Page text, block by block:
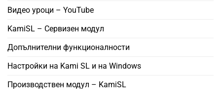
Видео уроци – YouTube
KamiSL – Сервизен модул
Допълнителни функционалности
Настройки на Kami SL и на Windows
Производствен модул – KamiSL